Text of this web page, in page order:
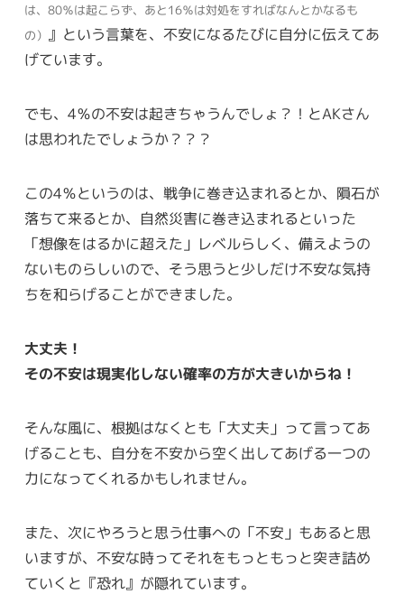
は、80％は起こらず、あと16％は対処をすればなんとかなるも
の） 』という言葉を、不安になるたびに自分に伝えてあ
げています。
でも、4％の不安は起きちゃうんでしょ？！とAKさん
は思われたでしょうか？？？
この4％というのは、戦争に巻き込まれるとか、隕石が
落ちて来るとか、自然災害に巻き込まれるといった
「想像をはるかに超えた」レベルらしく、備えようの
ないものらしいので、そう思うと少しだけ不安な気持
ちを和らげることができました。
大丈夫！
その不安は現実化しない確率の方が大きいからね！
そんな風に、根拠はなくとも「大丈夫」って言ってあ
げることも、自分を不安から空く出してあげる一つの
力になってくれるかもしれません。
また、次にやろうと思う仕事への「不安」もあると思
いますが、不安な時ってそれをもっともっと突き詰め
ていくと『恐れ』が隠れています。